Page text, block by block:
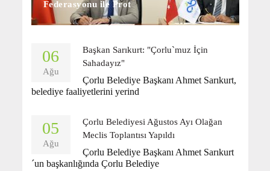
Federasyonu ile Prot
06
Ağu
Başkan Sarıkurt: "Çorlu`muz İçin
Sahadayız"
Çorlu Belediye Başkanı Ahmet Sarıkurt,
belediye faaliyetlerini yerind
05
Ağu
Çorlu Belediyesi Ağustos Ayı Olağan
Meclis Toplantısı Yapıldı
Çorlu Belediye Başkanı Ahmet Sarıkurt
´un başkanlığında Çorlu Belediye